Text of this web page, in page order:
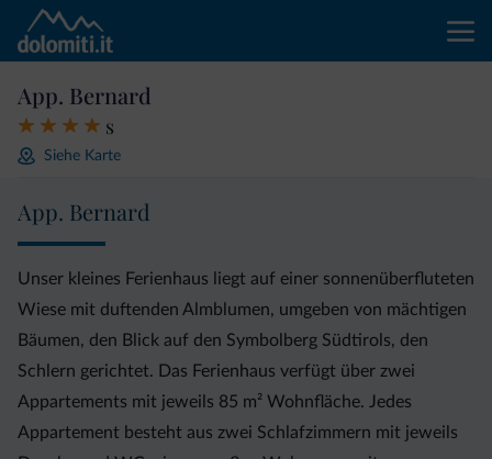
App. Bernard
s
Siehe Karte
App. Bernard
Unser kleines Ferienhaus liegt auf einer sonnenüberfluteten
Wiese mit duftenden Almblumen, umgeben von mächtigen
Bäumen, den Blick auf den Symbolberg Südtirols, den
Schlern gerichtet. Das Ferienhaus verfügt über zwei
Appartements mit jeweils 85 m² Wohnfläche. Jedes
Appartement besteht aus zwei Schlafzimmern mit jeweils